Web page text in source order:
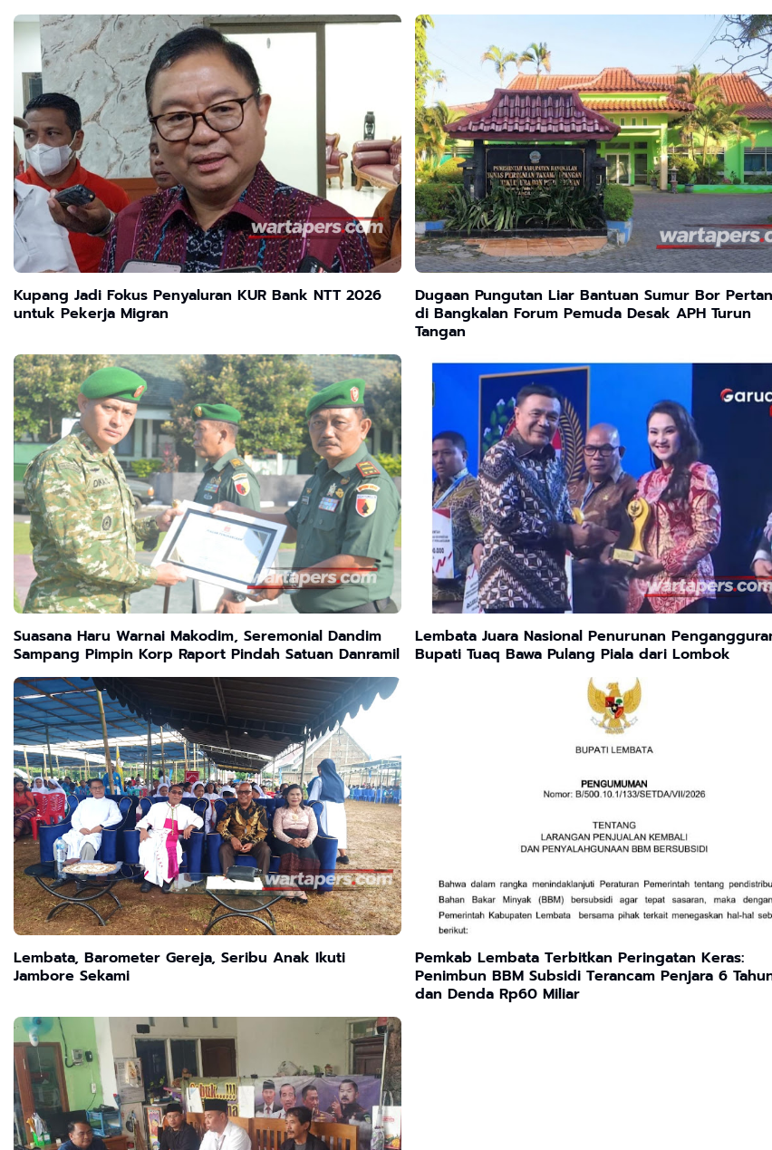
Kupang Jadi Fokus Penyaluran KUR Bank NTT 2026
untuk Pekerja Migran
Dugaan Pungutan Liar Bantuan Sumur Bor
di Bangkalan Forum Pemuda Desak APH Turun
Tangan
Suasana Haru Warnai Makodim, Seremonial Dandim
Sampang Pimpin Korp Raport Pindah Satuan Danramil
Lembata Juara Nasional Penurunan
Bupati Tuaq Bawa Pulang Piala dari Lombok
Lembata, Barometer Gereja, Seribu Anak Ikuti
Jambore Sekami
Pemkab Lembata Terbitkan Peringatan Keras:
Penimbun BBM Subsidi Terancam Penjara 6
dan Denda Rp60 Miliar